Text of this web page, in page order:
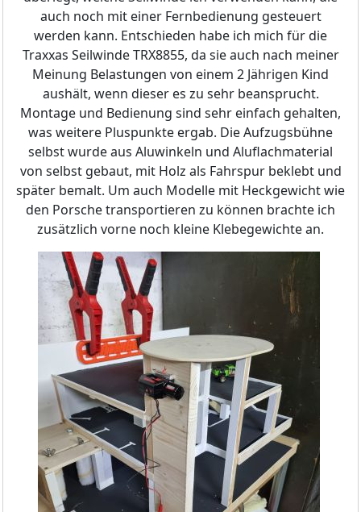
auch noch mit einer Fernbedienung gesteuert
werden kann. Entschieden habe ich mich für die
Traxxas Seilwinde TRX8855, da sie auch nach meiner
Meinung Belastungen von einem 2 Jährigen Kind
aushält, wenn dieser es zu sehr beansprucht.
Montage und Bedienung sind sehr einfach gehalten,
was weitere Pluspunkte ergab. Die Aufzugsbühne
selbst wurde aus Aluwinkeln und Aluflachmaterial
von selbst gebaut, mit Holz als Fahrspur beklebt und
später bemalt. Um auch Modelle mit Heckgewicht wie
den Porsche transportieren zu können brachte ich
zusätzlich vorne noch kleine Klebegewichte an.